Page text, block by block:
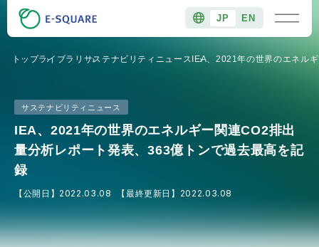
JP EN
トップライブラリ サステナビリティニュース IEA、2021年の世界のエネル
サステナビリティニュース
IEA、2021年の世界のエネルギー関連CO2排出
量分析レポート発表、363億トンで過去最高を記
録
【公開日】 2022.03.08 【最終更新日】 2022.03.08